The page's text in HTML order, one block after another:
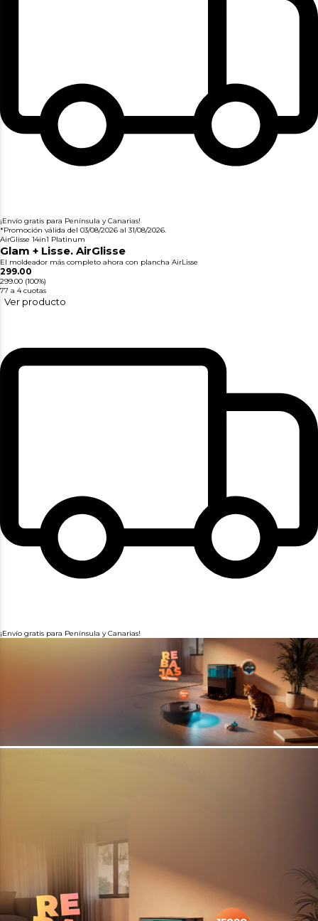
¡Envío gratis para Península y Canarias!
*Promoción válida del 03/08/2026 al 31/08/2026.
AirGlisse 14in1 Platinum
Glam + Lisse. AirGlisse
El moldeador más completo ahora con plancha AirLisse
299.00
299.00 (100%)
77 a 4 cuotas
Ver producto
¡Envío gratis para Península y Canarias!